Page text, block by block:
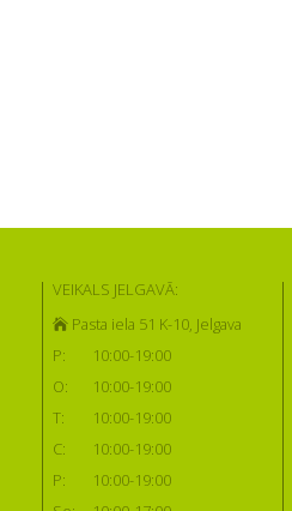
VEIKALS JELGAVĀ:
Pasta iela 51 K-10, Jelgava
P:
10:00-19:00
O:
10:00-19:00
T:
10:00-19:00
C:
10:00-19:00
P:
10:00-19:00